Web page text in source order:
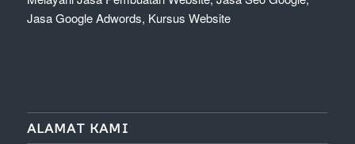
Jasa Google Adwords, Kursus Website
ALAMAT KAMI